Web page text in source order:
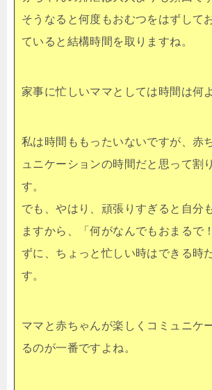
そうなると何度もおむつをはずして
ていると結構時間を取りますね。
家事に忙しいママとしては時間は何
私は時間ももったいないですが、赤
ュニケーションの時間だと思って割
す。
でも、やはり、頑張りすぎると自分
ますから、「何がなんでもおまるで
ずに、ちょっと忙しい時はできる時
す。
ママと赤ちゃんが楽しくコミュニケ
るのが一番ですよね。